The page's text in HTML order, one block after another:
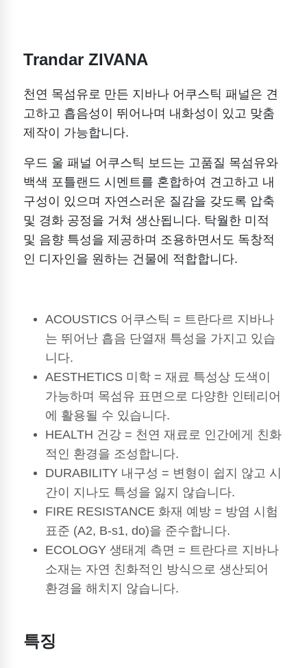
Trandar ZIVANA
천연 목섬유로 만든 지바나 어쿠스틱 패널은 견
고하고 흡음성이 뛰어나며 내화성이 있고 맞춤
제작이 가능합니다.
우드 울 패널 어쿠스틱 보드는 고품질 목섬유와
백색 포틀랜드 시멘트를 혼합하여 견고하고 내
구성이 있으며 자연스러운 질감을 갖도록 압축
및 경화 공정을 거쳐 생산됩니다. 탁월한 미적
및 음향 특성을 제공하며 조용하면서도 독창적
인 디자인을 원하는 건물에 적합합니다.
ACOUSTICS 어쿠스틱 = 트란다르 지바나
는 뛰어난 흡음 단열재 특성을 가지고 있습
니다.
AESTHETICS 미학 = 재료 특성상 도색이
가능하며 목섬유 표면으로 다양한 인테리어
에 활용될 수 있습니다.
HEALTH 건강 = 천연 재료로 인간에게 친화
적인 환경을 조성합니다.
DURABILITY 내구성 = 변형이 쉽지 않고 시
간이 지나도 특성을 잃지 않습니다.
FIRE RESISTANCE 화재 예방 = 방염 시험
표준 (A2, B-s1, do)을 준수합니다.
ECOLOGY 생태계 측면 = 트란다르 지바나
소재는 자연 친화적인 방식으로 생산되어
환경을 해치지 않습니다.
특징